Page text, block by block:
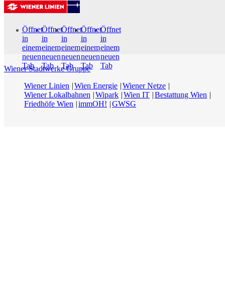
Öffnet
in
einem
neuen
Tab
Öffnet
in
einem
neuen
Tab
Öffnet
in
einem
neuen
Tab
Öffnet
in
einem
neuen
Tab
Öffnet
in
einem
neuen
Tab
Wiener Stadtwerke Gruppe
Wiener Linien
Wien Energie Wiener Netze
Wiener Lokalbahnen
Wipark Wien IT Bestattung Wien
Friedhöfe Wien
immOH! GWSG